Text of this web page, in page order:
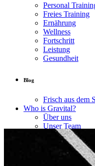
Personal
Freies Training
Ernährung
Wellness
Fortschritt
Leistung
Gesundheit
Blog
Frisch aus dem
Who is Gravital?
Über uns
Unser Team
AGB
Impressum
Starke Partner